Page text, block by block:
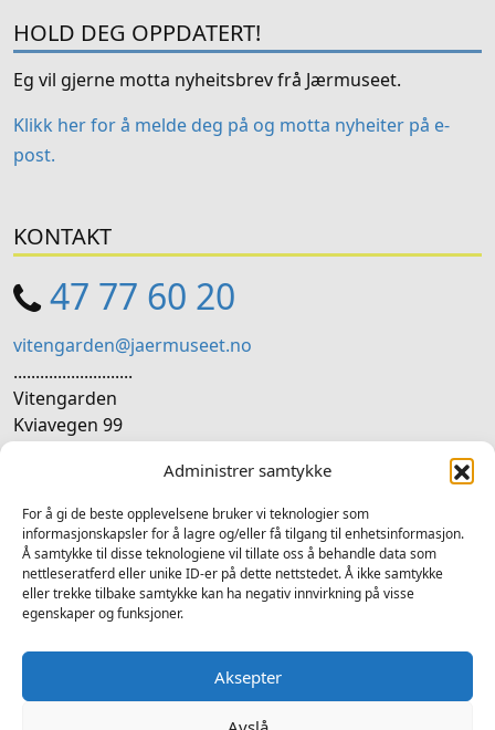
Administrer samtykke
For å gi de beste opplevelsene bruker vi teknologier som
informasjonskapsler for å lagre og/eller få tilgang til enhetsinformasjon.
Å samtykke til disse teknologiene vil tillate oss å behandle data som
nettleseratferd eller unike ID-er på dette nettstedet. Å ikke samtykke
eller trekke tilbake samtykke kan ha negativ innvirkning på visse
egenskaper og funksjoner.
Aksepter
HOLD DEG OPPDATERT!
Eg vil gjerne motta nyheitsbrev frå Jærmuseet.
Klikk her for å melde deg på og motta nyheiter på e-
post.
KONTAKT
47 77 60 20
vitengarden@jaermuseet.no
...........................
Vitengarden
Kviavegen 99
SOSIALE MEDIER
Følg oss på sosiale medium for nyheiter og tilbod
FacebookInstagram